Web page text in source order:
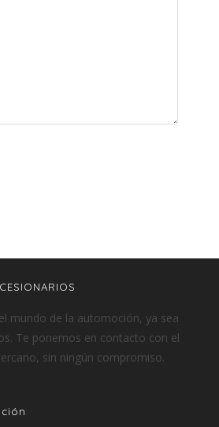
mundo de la automoción, ya sea
Te ponemos en contacto con el
sin ningún compromiso.